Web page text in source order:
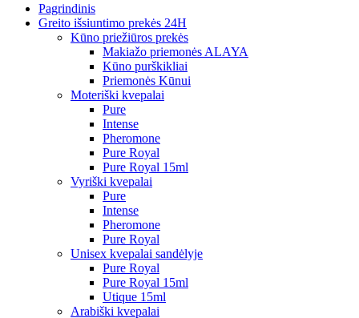
Pagrindinis
Greito išsiuntimo prekės 24H
Kūno priežiūros prekės
Makiažo priemonės ALAYA
Kūno purškikliai
Priemonės Kūnui
Moteriški kvepalai
Pure
Intense
Pheromone
Pure Royal
Pure Royal 15ml
Vyriški kvepalai
Pure
Intense
Pheromone
Pure Royal
Unisex kvepalai sandėlyje
Pure Royal
Pure Royal 15ml
Utique 15ml
Arabiški kvepalai